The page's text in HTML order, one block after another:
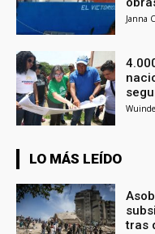
Janna
LO MÁS LEÍDO
tras